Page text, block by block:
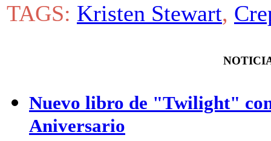
TAGS: Kristen Stewart,
Nuevo libro de "Twilight"
Aniversario